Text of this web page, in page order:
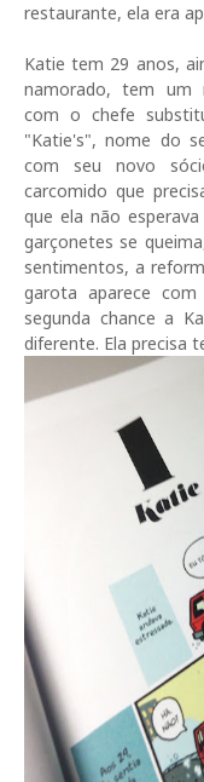
restaurante, ela era
Katie tem 29 anos,
namorado, tem um
com o chefe
"Katie's", nome do
com seu novo
carcomido que
que ela não
garçonetes se
sentimentos, a
garota aparece
segunda chance a
diferente. Ela precisa